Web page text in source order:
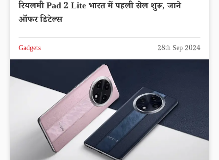
रियलमी Pad 2 Lite भारत में पहली सेल शुरू, जाने
ऑफर डिटेल्स
Gadgets 28th Sep 2024